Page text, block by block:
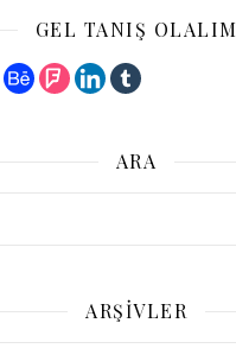
GEL TANIŞ OLALIM
ARA
ARŞIVLER